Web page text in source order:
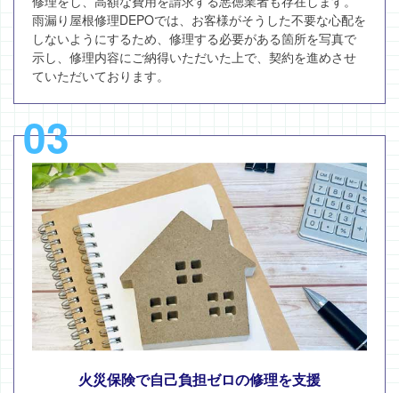
雨漏り屋根修理DEPOでは、お客様がそうした不要な心配を
しないようにするため、修理する必要がある箇所を写真で
示し、修理内容にご納得いただいた上で、契約を進めさせ
ていただいております。
03
火災保険で自己負担ゼロの修理を支援